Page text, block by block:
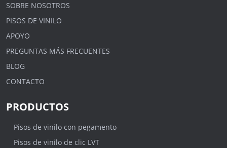
SOBRE NOSOTROS
PISOS DE VINILO
APOYO
PREGUNTAS MÁS FRECUENTES
BLOG
CONTACTO
PRODUCTOS
Pisos de vinilo con pegamento
Pisos de vinilo de clic LVT